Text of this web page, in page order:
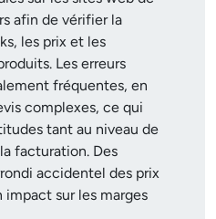
afin de vérifier la
les prix et les
Les erreurs
fréquentes, en
complexes, ce qui
tant au niveau de
facturation. Des
accidentel des prix
impact sur les marges